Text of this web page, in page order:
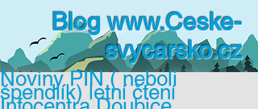
Blogwww.Ceske-
svycarsko.cz
Noviny PIN ( neboli
špendlík) letní čtení